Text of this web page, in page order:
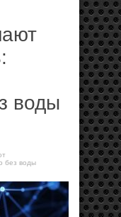
воды
без воды